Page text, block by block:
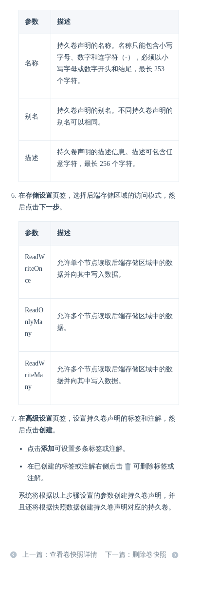
参数 描述
名称
持久卷声明的名称。名称只能包含小写
字母、数字和连字符（-），必须以小
写字母或数字开头和结尾，最长 253
个字符。
别名
持久卷声明的别名。不同持久卷声明的
别名可以相同。
描述
持久卷声明的描述信息。描述可包含任
意字符，最长 256 个字符。
在存储设置页签，选择后端存储区域的访问模式，然
后点击下一步。
参数 描述
ReadW
riteOn
ce
允许单个节点读取后端存储区域中的数
据并向其中写入数据。
ReadO
nlyMa
ny
允许多个节点读取后端存储区域中的数
据。
ReadW
riteMa
ny
允许多个节点读取后端存储区域中的数
据并向其中写入数据。
在高级设置页签，设置持久卷声明的标签和注解，然
后点击创建。
点击添加可设置多条标签或注解。
在已创建的标签或注解右侧点击
可删除标签或
注解。
系统将根据以上步骤设置的参数创建持久卷声明，并
且还将根据快照数据创建持久卷声明对应的持久卷。
上一篇：查看卷快照详情 下一篇：删除卷快照